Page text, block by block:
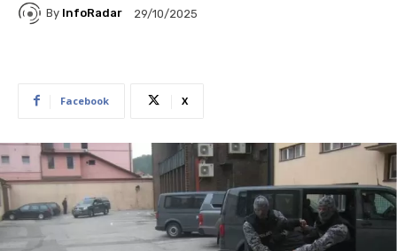
By InfoRadar 29/10/2025
Facebook X